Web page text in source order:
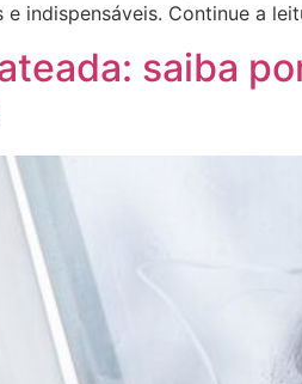
e indispensáveis. Continue a
saiba